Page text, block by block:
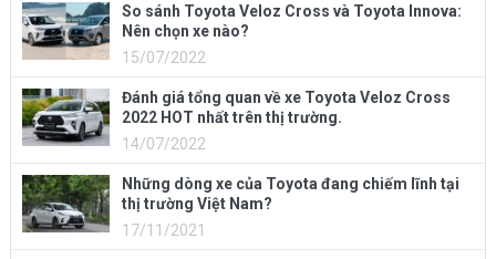
So sánh Toyota Veloz Cross và Toyota Innova:
Nên chọn xe nào?
15/07/2022
Đánh giá tổng quan về xe Toyota Veloz Cross
2022 HOT nhất trên thị trường.
14/07/2022
Những dòng xe của Toyota đang chiếm lĩnh tại
thị trường Việt Nam?
17/11/2021